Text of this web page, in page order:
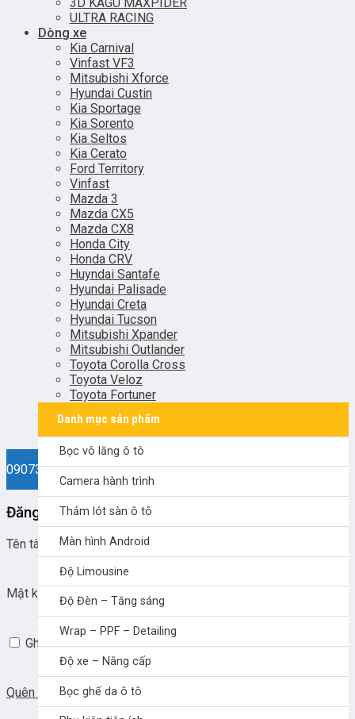
ULTRA RACING
Dòng xe
Kia Carnival
Vinfast VF3
Mitsubishi Xforce
Hyundai Custin
Kia Sportage
Kia Sorento
Kia Seltos
Kia Cerato
Ford Territory
Vinfast
Mazda 3
Mazda CX5
Mazda CX8
Honda City
Honda CRV
Huyndai Santafe
Hyundai Palisade
Hyundai Creta
Hyundai Tucson
Mitsubishi Xpander
Mitsubishi Outlander
Toyota Corolla Cross
Toyota Veloz
Toyota Fortuner
Danh mục sản phẩm
Bọc vô lăng ô tô
Camera hành trình
Thảm lót sàn ô tô
Màn hình Android
Độ Limousine
Độ Đèn – Tăng sáng
Wrap – PPF – Detailing
Độ xe – Nâng cấp
Bọc ghế da ô tô
0907330038
Đăng nhập
Tên tài khoản hoặc địa chỉ email
Mật khẩu*
Ghi nhớ mật khẩu Đăng nhập
Quên mật khẩu?